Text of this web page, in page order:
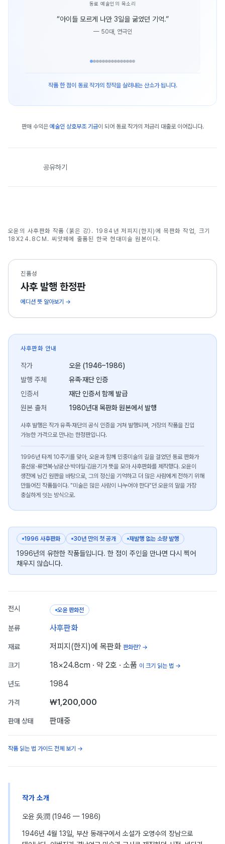
동료 예술인의 목소리
“아이들 모르게 나만 3일을 굶었던 기억.”
— 50대, 연극인
작품 한 점이 동료 작가의 창작을 살려내는 산소가 됩니다.
판매 수익은 예술인 상호부조 기금이 되어 동료 작가의 저금리 대출로 이어집니다.
공유하기
오윤
오윤의 사후판화 작품 〈붉은 강〉. 1984년 저피지(한지)에 목판화 작업, 크기
18X24.8CM. 씨앗페에 출품된 한국 현대미술 원본이다.
진품성
사후 발행 한정판
에디션 뜻 알아보기 →
사후판화 안내
작가
오윤 (1946–1986)
발행 주체
유족·재단 인증
인증서
재단 인증서 함께 발급
원본 출처
1980년대 목판화 원본에서 발행
사후 발행은 작가 유족·재단의 공식 인증을 거쳐 발행되며, 거장의 작품을 진입
가능한 가격으로 만나는 한정판입니다.
1996년 타계 10주기를 맞아, 오윤과 함께 민중미술의 길을 걸었던 동료 판화가
홍선웅·류연복·남궁산·박야일·김윤기가 뜻을 모아 사후판화를 제작했다. 오윤이
생전에 남긴 원판을 바탕으로, 그의 정신을 기억하고 더 많은 사람에게 전하기 위해
만들어진 작품들이다. "미술은 많은 사람이 나누어야 한다"던 오윤의 말을 가장
충실하게 잇는 방식으로.
1996 사후판화 30년 만의 첫 공개 재발행 없는 소량 발행
1996년의 유한한 작품들입니다. 한 점이 주인을 만나면 다시 찍어
채우지 않습니다.
전시 오윤 판화전
분류 사후판화
재료 저피지(한지)에 목판화 판화란? →
크기 18×24.8cm · 약 2호 · 소품 이 크기 읽는 법 →
년도 1984
가격 ₩1,200,000
판매 상태 판매중
작품 읽는 법 가이드 전체 보기 →
작가 소개
오윤 吳潤 (1946 — 1986)
1946년 4월 13일, 부산 동래구에서 소설가 오영수의 장남으로